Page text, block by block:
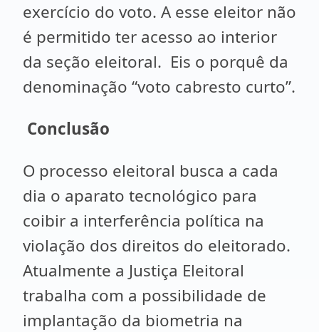
exercício do voto. A esse eleitor não
é permitido ter acesso ao interior
da seção eleitoral. Eis o porquê da
denominação “voto cabresto curto”.
Conclusão
O processo eleitoral busca a cada
dia o aparato tecnológico para
coibir a interferência política na
violação dos direitos do eleitorado.
Atualmente a Justiça Eleitoral
trabalha com a possibilidade de
implantação da biometria na